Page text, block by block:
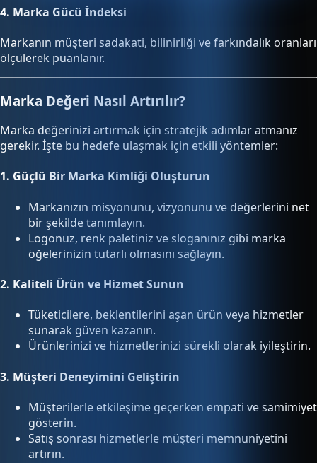
4. Marka Gücü İndeksi
Markanın müşteri sadakati, bilinirliği ve farkındalık oranları
ölçülerek puanlanır.
Marka Değeri Nasıl Artırılır?
Marka değerinizi artırmak için stratejik adımlar atmanız
gerekir. İşte bu hedefe ulaşmak için etkili yöntemler:
1. Güçlü Bir Marka Kimliği Oluşturun
Markanızın misyonunu, vizyonunu ve değerlerini net
bir şekilde tanımlayın.
Logonuz, renk paletiniz ve sloganınız gibi marka
öğelerinizin tutarlı olmasını sağlayın.
2. Kaliteli Ürün ve Hizmet Sunun
Tüketicilere, beklentilerini aşan ürün veya hizmetler
sunarak güven kazanın.
Ürünlerinizi ve hizmetlerinizi sürekli olarak iyileştirin.
3. Müşteri Deneyimini Geliştirin
Müşterilerle etkileşime geçerken empati ve samimiyet
gösterin.
Satış sonrası hizmetlerle müşteri memnuniyetini
artırın.